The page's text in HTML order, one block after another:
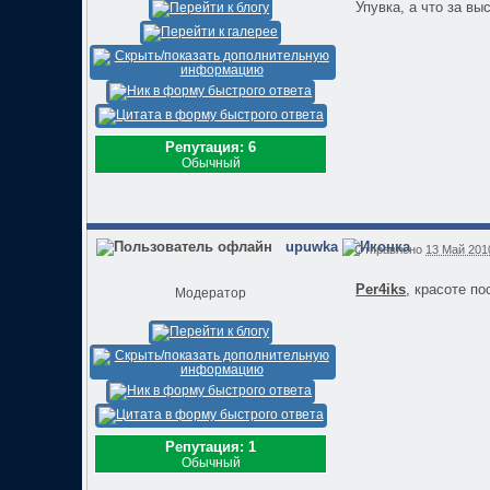
Репутация: 6
Обычный
Упувка, а что за
upuwka
Модератор
Репутация: 1
Обычный
Отправлено 13 Май
Per4iks , красоте